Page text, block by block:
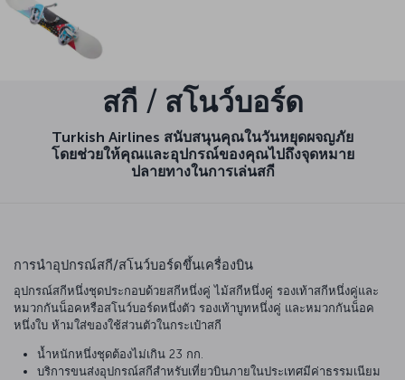
สกี / สโนว์บอร์ด
Turkish Airlines สนับสนุนคุณในวันหยุดผจญภัย
โดยช่วยให้คุณและอุปกรณ์ของคุณไปถึงจุดหมาย
ปลายทางในการเล่นสกี
การนำอุปกรณ์สกี/สโนว์บอร์ดขึ้นเครื่องบิน
อุปกรณ์สกีหนึ่งชุดประกอบด้วยสกีหนึ่งคู่ ไม้สกีหนึ่งคู่ รองเท้าสกีหนึ่งคู่และ
หมวกกันน็อคหรือสโนว์บอร์ดหนึ่งตัว รองเท้าบูทหนึ่งคู่ และหมวกกันน็อค
หนึ่งใบ ห้ามใส่ของใช้ส่วนตัวในกระเป๋าสกี
น้ำหนักหนึ่งชุดต้องไม่เกิน 23 กก.
บริการขนส่งอุปกรณ์สกีสำหรับเที่ยวบินภายในประเทศมีค่าธรรมเนียม